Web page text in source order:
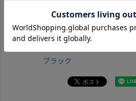
ブラック